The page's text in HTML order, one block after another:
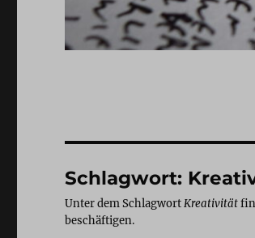
Schlagwort:
Unter dem SchlagwortKreativität
beschäftigen.